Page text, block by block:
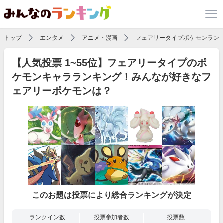
トップ エンタメ アニメ・漫画 フェアリータイプポケモンラン
【人気投票 1~55位】フェアリータイプのポ
ケモンキャラランキング！みんなが好きなフ
ェアリーポケモンは？
このお題は投票により総合ランキングが決定
ランクイン数 投票参加者数 投票数